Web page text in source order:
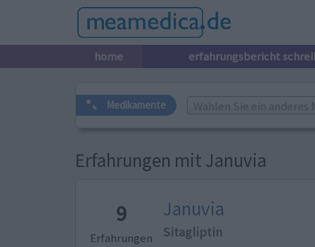
home erfahrungsbericht
Medikamente Wählen Sie ein anderes
Erfahrungen mit Januvia
9
Erfahrungen
Januvia
Sitagliptin